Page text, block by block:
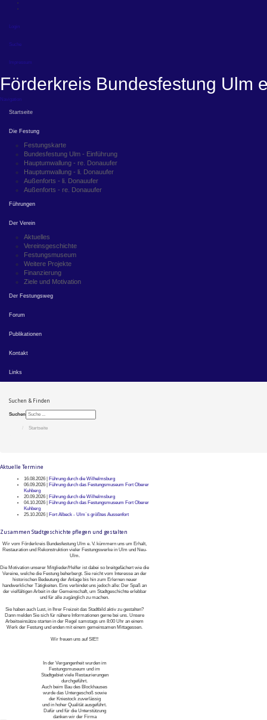
Login
Suche
Impressum
Förderkreis Bundesfestung Ulm
Navigation
Startseite
Die Festung
Festungskarte
Bundesfestung Ulm - Einführung
Hauptumwallung - re. Donauufer
Hauptumwallung - li. Donauufer
Außenforts - li. Donauufer
Außenforts - re. Donauufer
Führungen
Der Verein
Aktuelles
Vereinsgeschichte
Festungsmuseum
Weitere Projekte
Finanzierung
Ziele und Motivation
Der Festungsweg
Forum
Publikationen
Kontakt
Links
Suchen & Finden
Suchen
Startseite
Aktuelle Termine
16.08.2026 |
Führung durch die Wilhelmsburg
06.09.2026 |
Führung durch das Festungsmuseum Fort Oberer
Kuhberg
20.09.2026 |
Führung durch die Wilhelmsburg
04.10.2026 |
Führung durch das Festungsmuseum Fort Oberer
Kuhberg
25.10.2026 |
Fort Albeck - Ulm`s größtes Aussenfort
Zusammen Stadtgeschichte pflegen und gestalten
Wir vom Förderkreis Bundesfestung Ulm e. V. kümmern uns um Erhalt,
Restauration und Rekonstruktion vieler Festungswerke in Ulm und Neu-
Ulm.
Die Motivation unserer Mitglieder/Helfer ist dabei so breitgefächert wie die
Vereine, welche die Festung beherbergt. Sie reicht vom Interesse an der
historischen Bedeutung der Anlage bis hin zum Erlernen neuer
handwerklicher Tätigkeiten. Eins verbindet uns jedoch alle: Der Spaß an
der vielfältigen Arbeit in der Gemeinschaft, um Stadtgeschichte erlebbar
und für alle zugänglich zu machen.
Sie haben auch Lust, in Ihrer Freizeit das Stadtbild aktiv zu gestalten?
Dann melden Sie sich für nähere Informationen gerne bei uns. Unsere
Arbeitseinsätze starten in der Regel samstags um 8:00 Uhr an einem
Werk der Festung und enden mit einem gemeinsamen Mittagessen.
Wir freuen uns auf SIE!!
In der Vergangenheit wurden im
Festungsmuseum und im
Stadtgebiet viele Restaurierungen
durchgeführt.
Auch beim Bau des Blockhauses
wurde das Untergeschoß sowie
der Kniestock zuverlässig
und in hoher Qualität ausgeführt.
Dafür und für die Unterstützung
danken wir der Firma